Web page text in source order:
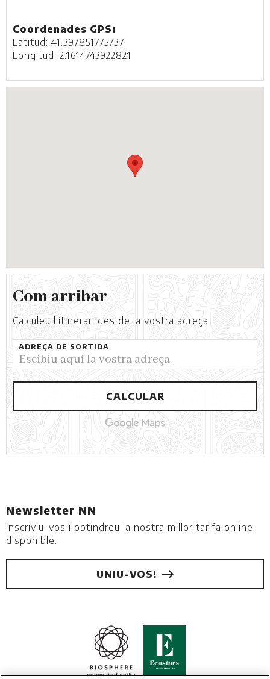
Coordenades GPS:
Latitud: 41.397851775737
Longitud: 2.1614743922821
Com arribar
Calculeu l'itinerari des de la vostra adreça
ADREÇA DE SORTIDA
CALCULAR
Newsletter NN
Inscriviu-vos i obtindreu la nostra millor tarifa online
disponible.
UNIU-VOS!